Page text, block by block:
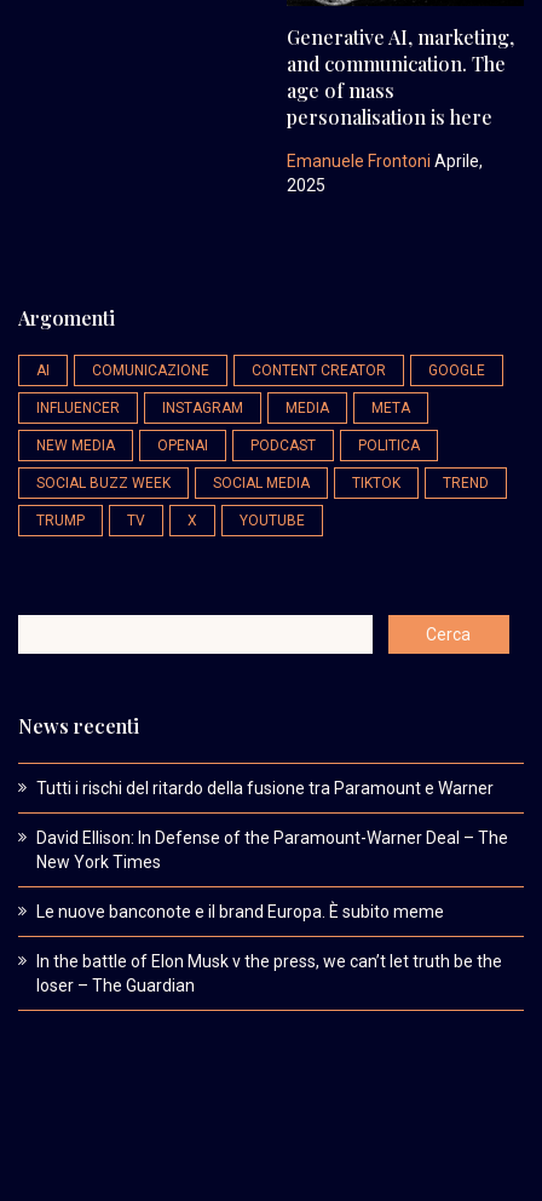
Generative AI, marketing,
and communication. The
age of mass
personalisation is here
Emanuele Frontoni Aprile,
2025
Argomenti
AI COMUNICAZIONE CONTENT CREATOR GOOGLE
INFLUENCER INSTAGRAM MEDIA META
NEW MEDIA OPENAI PODCAST POLITICA
SOCIAL BUZZ WEEK SOCIAL MEDIA TIKTOK TREND
TRUMP TV X YOUTUBE
News recenti
Tutti i rischi del ritardo della fusione tra Paramount e Warner
David Ellison: In Defense of the Paramount-Warner Deal – The
New York Times
Le nuove banconote e il brand Europa. È subito meme
In the battle of Elon Musk v the press, we can’t let truth be the
loser – The Guardian